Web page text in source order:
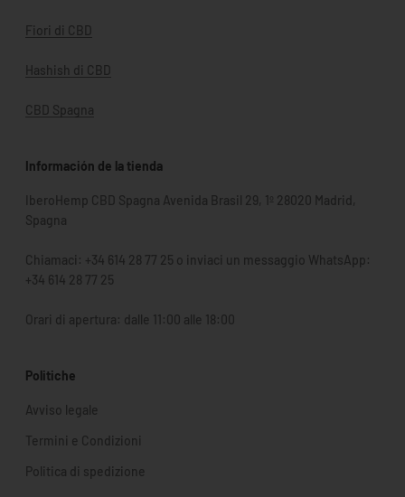
Fiori di CBD
Hashish di CBD
CBD Spagna
Información de la tienda
IberoHemp CBD Spagna Avenida Brasil 29, 1º 28020 Madrid,
Spagna
Chiamaci: +34 614 28 77 25 o inviaci un messaggio WhatsApp:
+34 614 28 77 25
Orari di apertura: dalle 11:00 alle 18:00
Politiche
Avviso legale
Termini e Condizioni
Politica di spedizione